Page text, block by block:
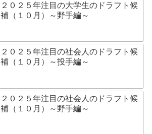
２０２５年注目の大学生のドラフト候
補（１０月）～野手編～
２０２５年注目の社会人のドラフト候
補（１０月）～投手編～
２０２５年注目の社会人のドラフト候
補（１０月）～野手編～